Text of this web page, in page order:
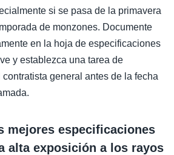
si se pasa de la primavera
de monzones. Documente
en la hoja de especificaciones
y establezca una tarea de
general antes de la fecha
mejores especificaciones
alta exposición a los rayos